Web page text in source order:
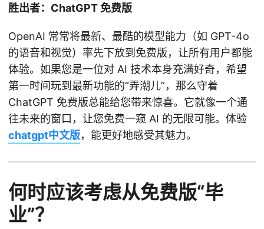
胜出者：ChatGPT 免费版
OpenAI 常常将最新、最酷的模型能力（如 GPT-4o
的语音和视觉）率先下放到免费版，让所有用户都能
体验。如果您是一位对 AI 技术本身充满好奇，希望
第一时间玩到最新功能的“弄潮儿”，那么守着
ChatGPT 免费版总能给您带来惊喜。它就像一个通
往未来的窗口，让您免费一窥 AI 的无限可能。体验
chatgpt中文版，能更好地感受其魅力。
何时应该考虑从免费版“毕
业”？